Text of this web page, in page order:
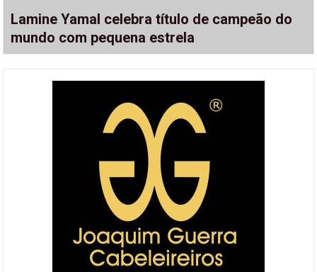
Lamine Yamal celebra título de campeão do
mundo com pequena estrela